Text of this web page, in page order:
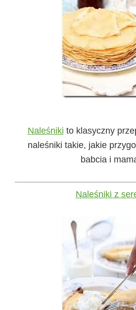
Naleśniki to klasyczny
naleśniki takie, jakie
babcia i
Naleśniki z